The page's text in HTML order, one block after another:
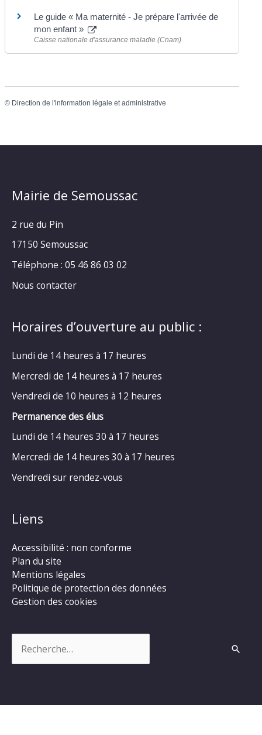
Le guide « Ma maternité - Je prépare l'arrivée de
mon enfant »
Caisse nationale d'assurance maladie (Cnam)
© Direction de l'information légale et administrative
Mairie de Semoussac
2 rue du Pin
17150 Semoussac
Téléphone : 05 46 86 03 02
Nous contacter
Horaires d’ouverture au public :
Lundi de 14 heures à 17 heures
Mercredi de 14 heures à 17 heures
Vendredi de 10 heures à 12 heures
Permanence des élus
Lundi de 14 heures 30 à 17 heures
Mercredi de 14 heures 30 à 17 heures
Vendredi sur rendez-vous
Liens
Accessibilité : non conforme
Plan du site
Mentions légales
Politique de protection des données
Gestion des cookies